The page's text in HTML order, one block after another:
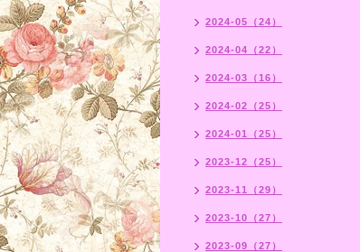
2024-05（24）
2024-04（22）
2024-03（16）
2024-02（25）
2024-01（25）
2023-12（25）
2023-11（29）
2023-10（27）
2023-09（27）